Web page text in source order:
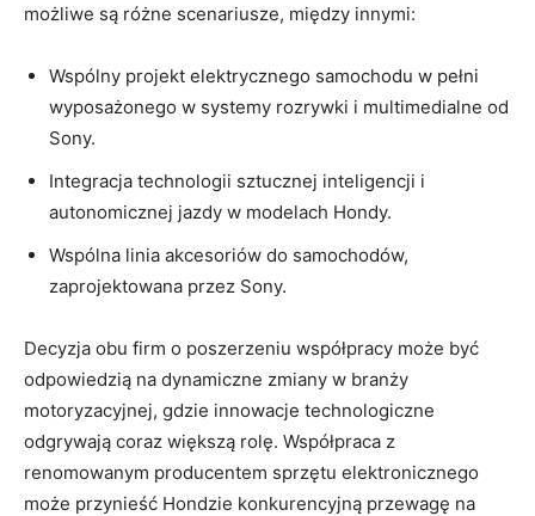
‌możliwe⁢ są ‌różne scenariusze, między innymi:
Wspólny projekt elektrycznego samochodu w pełni
wyposażonego w systemy rozrywki i multimedialne od
Sony.
Integracja technologii ⁤sztucznej inteligencji i⁤
autonomicznej ⁣jazdy w modelach Hondy.
Wspólna linia akcesoriów do samochodów,
zaprojektowana przez Sony.
Decyzja obu firm‌ o poszerzeniu współpracy⁤ może być
odpowiedzią na dynamiczne‌ zmiany ‌w branży⁢
motoryzacyjnej, gdzie innowacje technologiczne⁢
odgrywają⁣ coraz większą rolę. Współpraca z‌
renomowanym ‌producentem sprzętu elektronicznego
może przynieść Hondzie ⁣konkurencyjną⁢ przewagę na